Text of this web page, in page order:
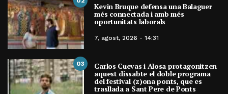
Kevin Bruque defensa una Balaguer
més connectada i amb més
oportunitats laborals
7, agost, 2026 - 14:31
03 Carlos Cuevas i Alosa protagonitzen
aquest dissabte el doble programa
del festival (z)ona ponts, que es
trasllada a Sant Pere de Ponts